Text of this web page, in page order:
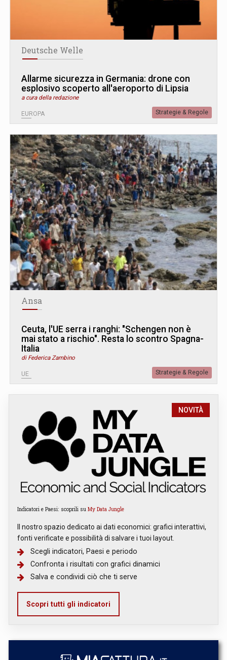
Deutsche Welle
Allarme sicurezza in Germania: drone con
esplosivo scoperto all'aeroporto di Lipsia
a cura della redazione
EUROPA Strategie & Regole
Ansa
Ceuta, l'UE serra i ranghi: "Schengen non è
mai stato a rischio". Resta lo scontro Spagna-
Italia
di Federica Zambino
UE Strategie & Regole
NOVITÀ
Indicatori e Paesi: scoprili su My Data Jungle
Il nostro spazio dedicato ai dati economici: grafici interattivi,
fonti verificate e possibilità di salvare i tuoi layout.
Scegli indicatori, Paesi e periodo
Confronta i risultati con grafici dinamici
Salva e condividi ciò che ti serve
Scopri tutti gli indicatori